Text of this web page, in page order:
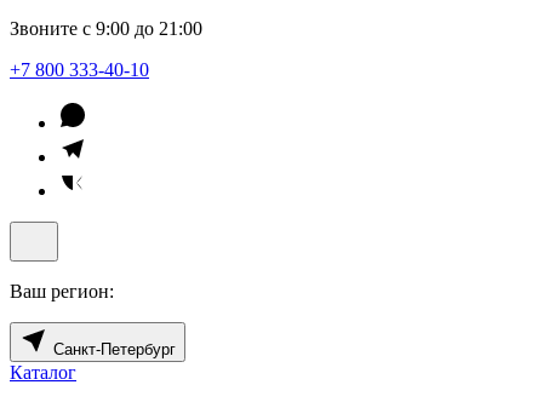
Звоните с 9:00 до 21:00
+7 800 333-40-10
Ваш регион:
Санкт-Петербург
Каталог